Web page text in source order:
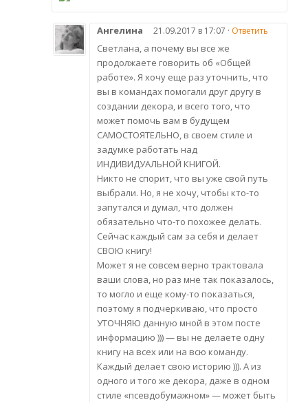
Ангелина 21.09.2017 в 17:07 · Ответить
Светлана, а почему вы все же
продолжаете говорить об «Общей
работе». Я хочу еще раз уточнить, что
вы в командах помогали друг другу в
создании декора, и всего того, что
может помочь вам в будущем
САМОСТОЯТЕЛЬНО, в своем стиле и
задумке работать над
ИНДИВИДУАЛЬНОЙ КНИГОЙ.
Никто не спорит, что вы уже свой путь
выбрали. Но, я не хочу, чтобы кто-то
запутался и думал, что должен
обязательно что-то похожее делать.
Сейчас каждый сам за себя и делает
СВОЮ книгу!
Может я не совсем верно трактовала
ваши слова, но раз мне так показалось,
то могло и еще кому-то показаться,
поэтому я подчеркиваю, что просто
УТОЧНЯЮ данную мной в этом посте
информацию ))) — вы не делаете одну
книгу на всех или на всю команду.
Каждый делает свою историю ))). А из
одного и того же декора, даже в одном
стиле «псевдобумажном» — может быть